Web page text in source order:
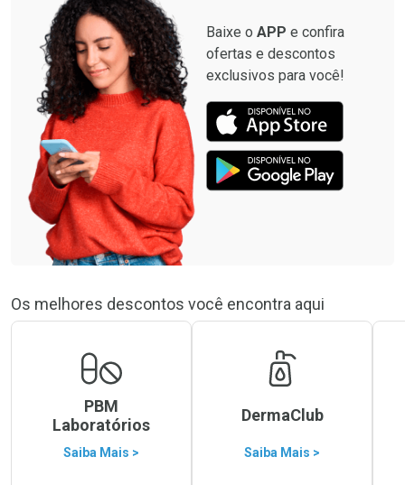
Baixe o APP e confira
ofertas e descontos
exclusivos para você!
Os melhores descontos você encontra aqui
PBM
Laboratórios
Saiba Mais >
DermaClub
Saiba Mais >